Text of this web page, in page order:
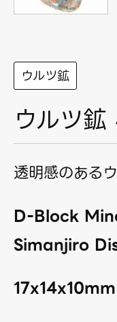
ウルツ鉱
ウルツ
透明感のある
D-Block
Simanjiro
17x14x10mm